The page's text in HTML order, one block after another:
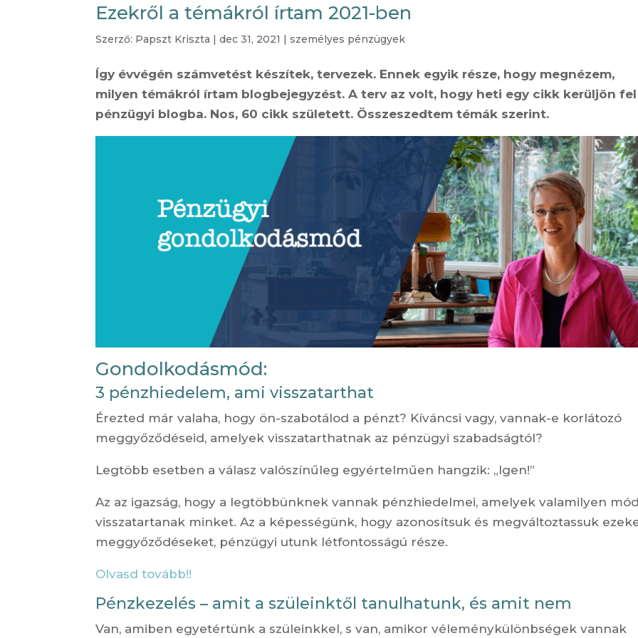
Ezekről a témákról írtam 2021-ben
Szerző: Papszt Kriszta |dec 31, 2021 |személyes pénzügyek
Így évvégén számvetést készítek, tervezek. Ennek egyik része, hogy megnézem,
milyen témákról írtam blogbejegyzést. A terv az volt, hogy heti egy cikk kerüljön
pénzügyi blogba. Nos, 60 cikk született. Összeszedtem témák szerint.
Gondolkodásmód:
3 pénzhiedelem, ami visszatarthat
Érezted már valaha, hogy ön-szabotálod a pénzt? Kíváncsi vagy, vannak-e korlátozó
meggyőződéseid, amelyek visszatarthatnak az pénzügyi szabadságtól?
Legtöbb esetben a válasz valószínűleg egyértelműen hangzik: „Igen!”
Az az igazság, hogy a legtöbbünknek vannak pénzhiedelmei, amelyek valamilyen
visszatartanak minket. Az a képességünk, hogy azonosítsuk és megváltoztassuk
meggyőződéseket, pénzügyi utunk létfontosságú része.
Olvasd tovább!!
Pénzkezelés – amit a szüleinktől tanulhatunk, és amit nem
Van, amiben egyetértünk a szüleinkkel, s van, amikor véleménykülönbségek vannak